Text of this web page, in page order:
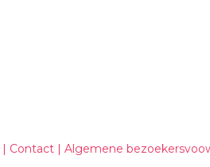
| Contact | Algemene